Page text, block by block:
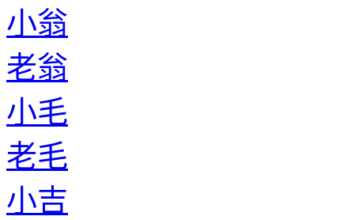
小翁
老翁
小毛
老毛
小吉